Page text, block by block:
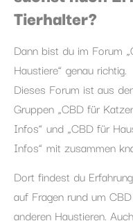
Tierhalter?
Dann bist du im Forum
Haustiere“ genau richtig.
Dieses Forum ist aus
Gruppen „CBD für
Infos“ und „CBD für
Infos“ mit zusammen
Dort findest du
auf Fragen rund um
anderen Haustieren.